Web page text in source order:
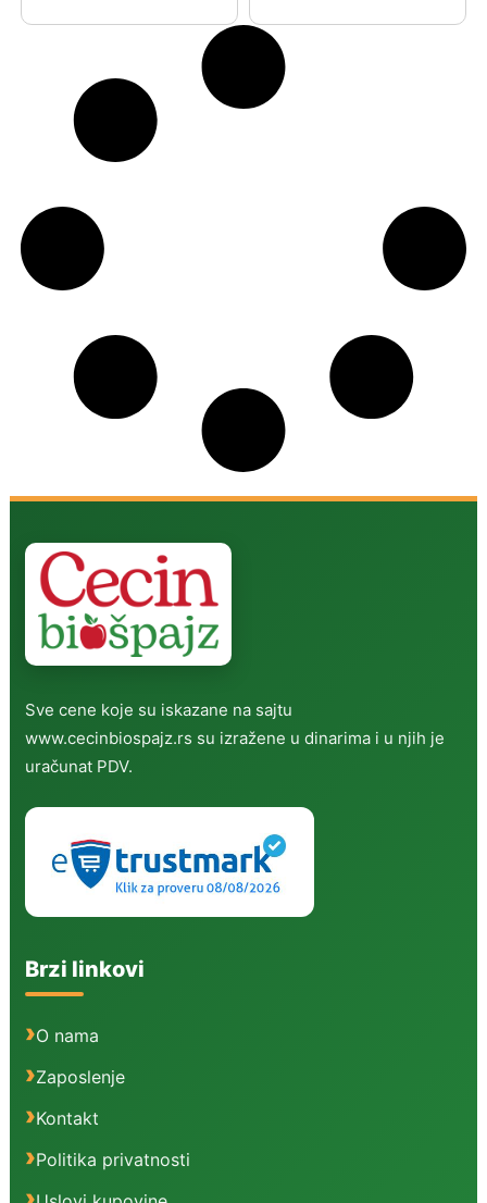
Sve cene koje su iskazane na sajtu
www.cecinbiospajz.rs su izražene u dinarima i u njih je
uračunat PDV.
Brzi linkovi
O nama
Zaposlenje
Kontakt
Politika privatnosti